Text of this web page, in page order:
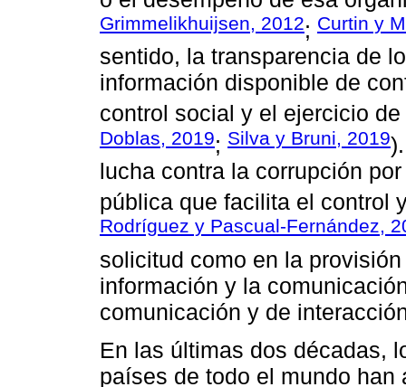
Grimmelikhuijsen, 2012; Curtin y
sentido, la transparencia de
información disponible de
control social y el ejercicio
Doblas, 2019; Silva y Bruni, 2019
lucha contra la corrupción
pública que facilita el control
Rodríguez y Pascual-Fernández,
solicitud como en la
información y la
comunicación y de
En las últimas dos décadas,
países de todo el mundo